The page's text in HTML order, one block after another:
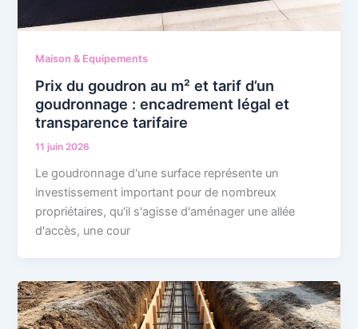
Maison & Equipements
Prix du goudron au m² et tarif d’un
goudronnage : encadrement légal et
transparence tarifaire
11 juin 2026
Le goudronnage d'une surface représente un
investissement important pour de nombreux
propriétaires, qu'il s'agisse d'aménager une allée
d'accès, une cour